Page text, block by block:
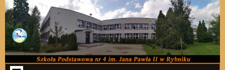
Przejdź do zawartości